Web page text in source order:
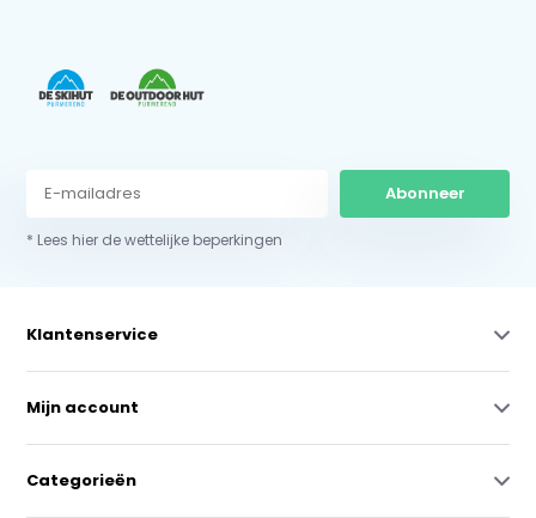
Abonneer
* Lees hier de wettelijke beperkingen
Klantenservice
Mijn account
Categorieën